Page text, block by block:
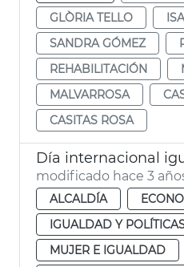
GLÒRIA TELLO
SANDRA GÓMEZ
REHABILITACIÓN
MALVARROSA
CASITAS ROSA
Día internacional
modificado hace 3
ALCALDÍA
IGUALDAD Y
MUJER E IGUALDAD